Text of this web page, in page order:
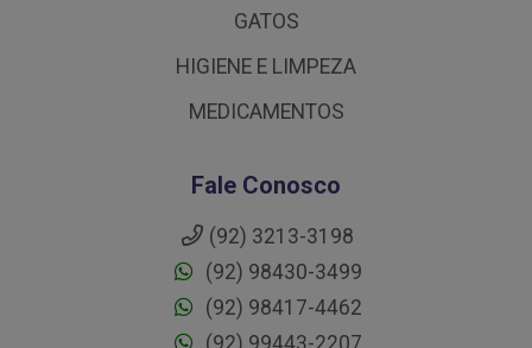
GATOS
HIGIENE E LIMPEZA
MEDICAMENTOS
Fale Conosco
(92) 3213-3198
(92) 98430-3499
(92) 98417-4462
(92) 99443-2207